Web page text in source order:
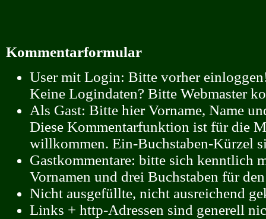
Kommentarformular
User mit Login: Bitte vorher
Keine Logindaten? Bitte Webmaster
Als Gast: Bitte hier Vorname, Name
Diese Kommentarfunktion ist für die
willkommen. Ein-Buchstaben-Kürzel
Gastkommentare: bitte sich kenntlich
Vornamen und drei Buchstaben für
Nicht ausgefüllte, nicht ausreichend
Links + http-Adressen sind generell